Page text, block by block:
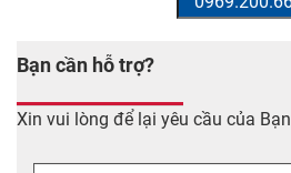
Bạn cần hỗ trợ?
Xin vui lòng để lại yêu cầu của Bạn